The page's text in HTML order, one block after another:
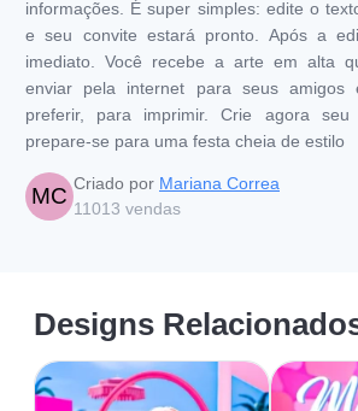
informações. É super simples: edite o
e seu convite estará pronto. Após a
imediato. Você recebe a arte em alta
enviar pela internet para seus amigos
preferir, para imprimir. Crie agora seu
prepare-se para uma festa cheia de estilo
MC Criado por Mariana Correa
11013 vendas
Designs